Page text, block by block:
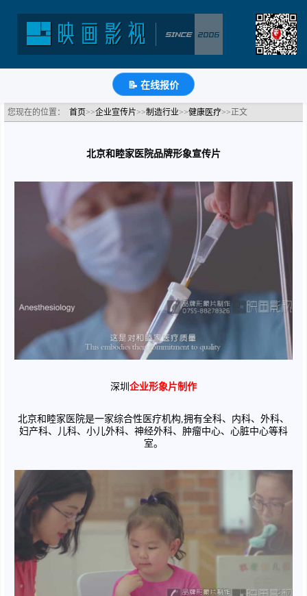
📝 在线报价
北京和睦家医院形象宣传片
分类：健康医疗公司宣传片 浏览：2433次 更新时间： 2018-01-11
微 知
您现在的位置： 首页>>企业宣传片>>制造行业>>健康医疗>>正文
北京和睦家医院品牌形象宣传片
深圳 企业形象片制作
北京和睦家医院是一家综合性医疗机构,拥有全科、内科、外科、
妇产科、儿科、小儿外科、神经外科、肿瘤中心、心脏中心等科
室。